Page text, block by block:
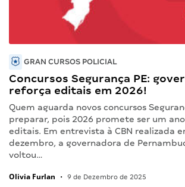
GRAN CURSOS POLICIAL
Concursos Segurança PE:
reforça editais em 2026!
Quem aguarda novos concursos
preparar, pois 2026 promete ser um
editais. Em entrevista à CBN realizada
dezembro, a governadora de
voltou…
Olivia Furlan • 9 de Dezembro de 2025